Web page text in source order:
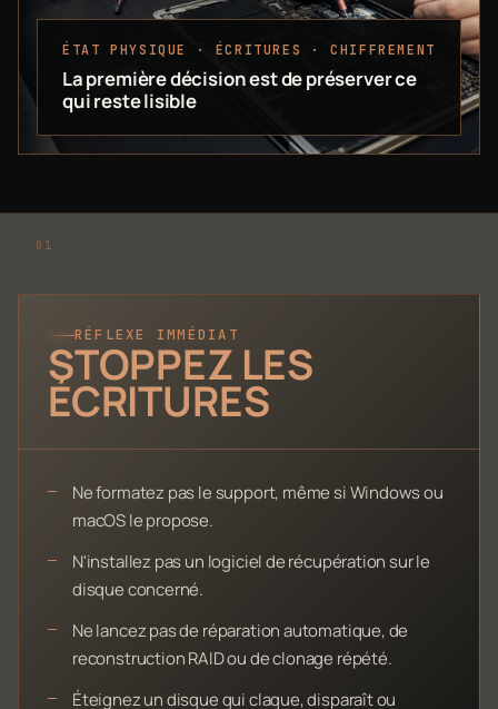
ÉTAT PHYSIQUE · ÉCRITURES · CHIFFREMENT
La première décision est de préserver ce
qui reste lisible
RÉFLEXE IMMÉDIAT
STOPPEZ LES
ÉCRITURES
Ne formatez pas le support, même si Windows ou
macOS le propose.
N'installez pas un logiciel de récupération sur le
disque concerné.
Ne lancez pas de réparation automatique, de
reconstruction RAID ou de clonage répété.
Éteignez un disque qui claque, disparaît ou